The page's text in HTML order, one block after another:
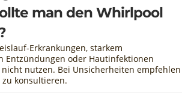
man den Whirlpool
Erkrankungen, starkem
Entzündungen oder Hautinfektionen
nutzen. Bei Unsicherheiten empfehlen
konsultieren.